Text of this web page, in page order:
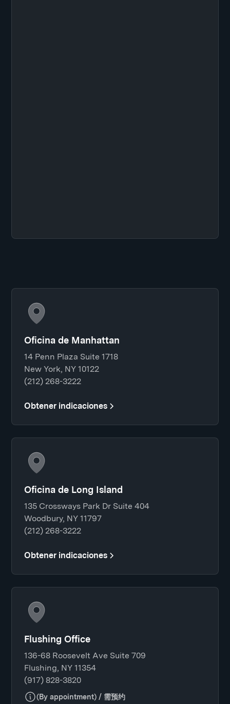
Oficina de Manhattan
14 Penn Plaza Suite 1718
New York, NY 10122
(212) 268-3222
Obtener indicaciones
Oficina de Long Island
135 Crossways Park Dr Suite 404
Woodbury, NY 11797
(212) 268-3222
Obtener indicaciones
Flushing Office
136-68 Roosevelt Ave Suite 709
Flushing, NY 11354
(917) 828-3820
(By appointment) / 需预约